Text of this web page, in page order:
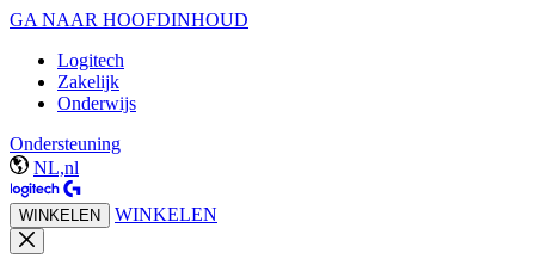
GA NAAR HOOFDINHOUD
Logitech
Zakelijk
Onderwijs
Ondersteuning
NL,nl
WINKELEN WINKELEN